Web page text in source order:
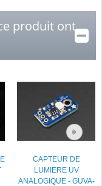
produit ont
CAPTEUR DE
LUMIERE UV
ANALOGIQUE - GUVA-